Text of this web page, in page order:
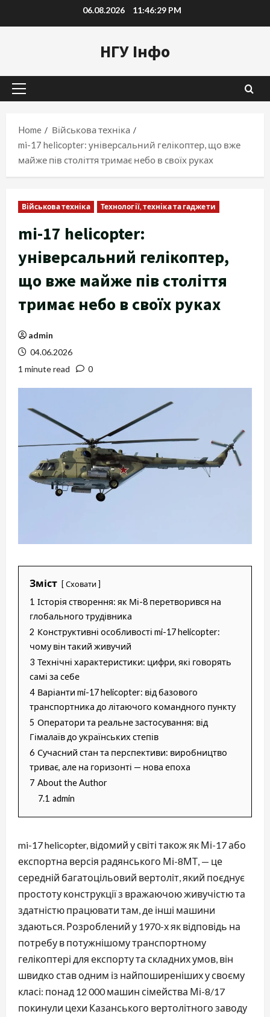
to
06.08.2026 11:46:30 PM
НГУ Інфо
Primary
Home
Військова техніка
mi-17 helicopter: універсальний гелікоптер, що вже
майже пів століття тримає небо в своїх руках
Військова техніка Технології, техніка та гаджети
mi-17 helicopter:
універсальний гелікоптер,
що вже майже пів століття
тримає небо в своїх руках
admin
04.06.2026
1 minute read
0
Зміст Сховати
1 Історія створення: як Мі-8 перетворився на
глобального трудівника
2 Конструктивні особливості mi-17 helicopter:
чому він такий живучий
3 Технічні характеристики: цифри, які говорять
самі за себе
4 Варіанти mi-17 helicopter: від базового
транспортника до літаючого командного пункту
5 Оператори та реальне застосування: від
Гімалаїв до українських степів
6 Сучасний стан та перспективи: виробництво
триває, але на горизонті — нова епоха
7 About the Author
7.1 admin
mi-17 helicopter, відомий у світі також як Мі-17 або
експортна версія радянського Мі-8МТ, — це
середній багатоцільовий вертоліт, який поєднує
простоту конструкції з вражаючою живучістю та
здатністю працювати там, де інші машини
здаються. Розроблений у 1970-х як відповідь на
потребу в потужнішому транспортному
гелікоптері для експорту та складних умов, він
швидко став одним із найпоширеніших у своєму
класі: понад 12 000 машин сімейства Мі-8/17
покинули цехи Казанського вертолітного заводу